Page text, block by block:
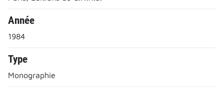
Année
1984
Type
Monographie